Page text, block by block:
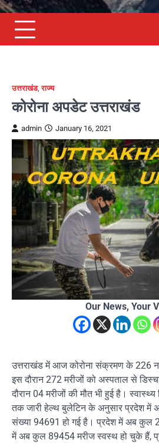
उत्तराखंड,राज्य
कोरोना अपडेट उत्तराखंड
admin January 16, 2021
Our News, Your
उत्तराखंड में आज कोरोना संक्रमण के 226
इस दौरान 272 मरीजों को अस्पताल से
दौरान 04 मरीजों की मौत भी हुई है। स्वास्थ्य
तक जारी हेल्थ बुलेटिन के अनुसार प्रदेश में
संख्या 94691 हो गई है। प्रदेश में अब कुल
में अब कुल 89454 मरीज स्वस्थ हो चुके हैं,